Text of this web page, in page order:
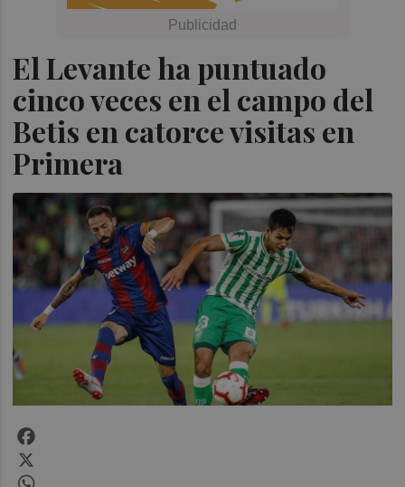
El Levante ha puntuado
cinco veces en el campo del
Betis en catorce visitas en
Primera